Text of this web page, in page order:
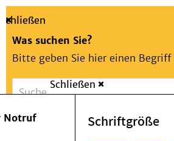
Suche
Schließen
Was suchen Sie?
Bitte geben Sie hier einen Begriff
Suchen
Notfall
Schließen
Notruf Schriftgröße
Menü